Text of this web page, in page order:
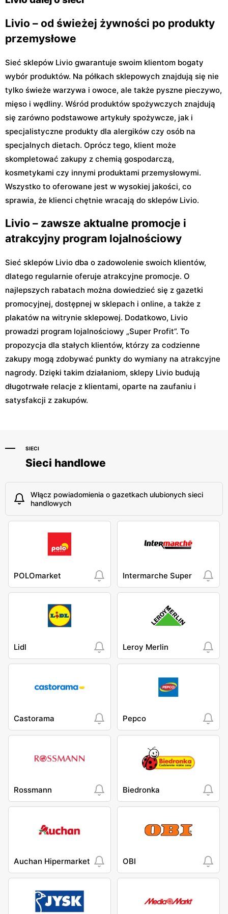
Livio – od świeżej żywności po produkty
przemysłowe
Sieć sklepów Livio gwarantuje swoim klientom bogaty
wybór produktów. Na półkach sklepowych znajdują się nie
tylko świeże warzywa i owoce, ale także pyszne pieczywo,
mięso i wędliny. Wśród produktów spożywczych znajdują
się zarówno podstawowe artykuły spożywcze, jak i
specjalistyczne produkty dla alergików czy osób na
specjalnych dietach. Oprócz tego, klient może
skompletować zakupy z chemią gospodarczą,
kosmetykami czy innymi produktami przemysłowymi.
Wszystko to oferowane jest w wysokiej jakości, co
sprawia, że klienci chętnie wracają do sklepów Livio.
Livio – zawsze aktualne promocje i
atrakcyjny program lojalnościowy
Sieć sklepów Livio dba o zadowolenie swoich klientów,
dlatego regularnie oferuje atrakcyjne promocje. O
najlepszych rabatach można dowiedzieć się z gazetki
promocyjnej, dostępnej w sklepach i online, a także z
plakatów na witrynie sklepowej. Dodatkowo, Livio
prowadzi program lojalnościowy „Super Profit”. To
propozycja dla stałych klientów, którzy za codzienne
zakupy mogą zdobywać punkty do wymiany na atrakcyjne
nagrody. Dzięki takim działaniom, sklepy Livio budują
długotrwałe relacje z klientami, oparte na zaufaniu i
satysfakcji z zakupów.
SIECI
Sieci handlowe
Włącz powiadomienia o gazetkach ulubionych sieci
handlowych
POLOmarket Intermarche Super
Lidl Leroy Merlin
Castorama Pepco
Rossmann Biedronka
Auchan Hipermarket OBI